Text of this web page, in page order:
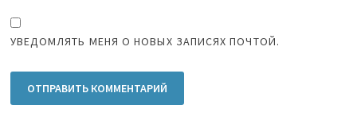
УВЕДОМЛЯТЬ МЕНЯ О НОВЫХ ЗАПИСЯХ ПОЧТОЙ.